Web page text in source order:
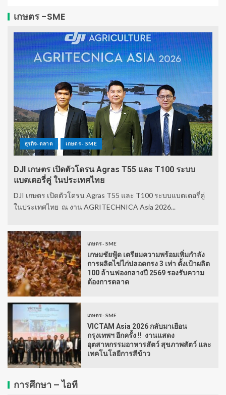
เกษตร -SME
ธุรกิจ-ตลาด เกษตร - SME
DJI เกษตร เปิดตัวโดรน Agras T55 และ T100 ระบบ
แบตเตอรี่คู่ ในประเทศไทย
DJI เกษตร เปิดตัวโดรน Agras T55 และ T100 ระบบแบตเตอรี่คู่
ในประเทศไทย ณ งาน AGRITECHNICA Asia 2026...
เกษตร - SME
เกษมชัยฟู้ด เตรียมความพร้อมเพิ่มกำลัง
การผลิตไข่ไก่ปลอดกรง 3 เท่า ตั้งเป้าผลิต
100 ล้านฟองกลางปี 2569 รองรับความ
ต้องการตลาด
เกษตร - SME
VICTAM Asia 2026 กลับมาเยือน
กรุงเทพฯ อีกครั้ง !! งานแสดง
อุตสาหกรรมอาหารสัตว์ สุขภาพสัตว์ และ
เทคโนโลยีการสีข้าว
การศึกษา – ไอที